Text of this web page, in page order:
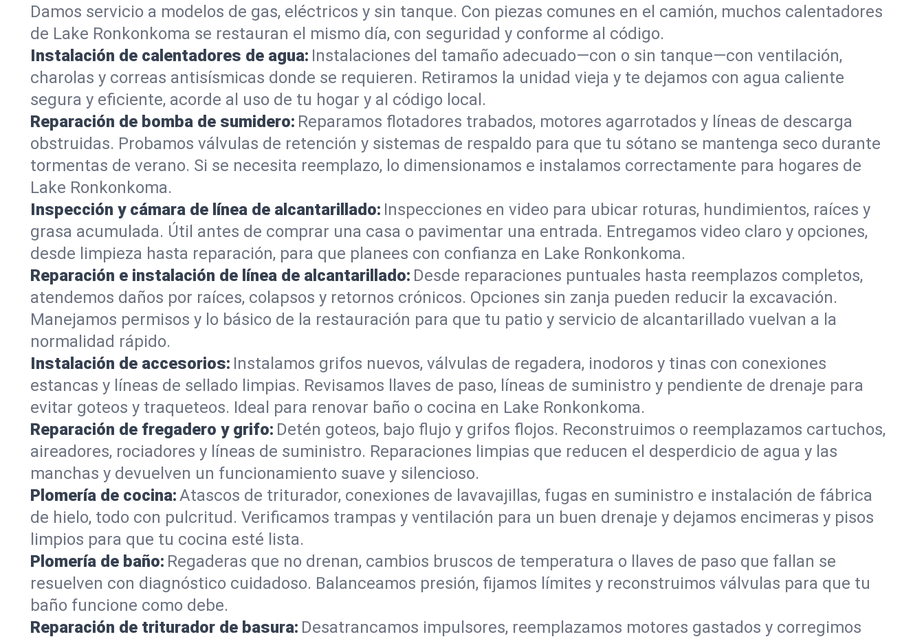
Damos servicio a modelos de gas, eléctricos y sin tanque. Con piezas comunes en el camión, muchos calentadores
de Lake Ronkonkoma se restauran el mismo día, con seguridad y conforme al código.
Instalación de calentadores de agua: Instalaciones del tamaño adecuado—con o sin tanque—con ventilación,
charolas y correas antisísmicas donde se requieren. Retiramos la unidad vieja y te dejamos con agua caliente
segura y eficiente, acorde al uso de tu hogar y al código local.
Reparación de bomba de sumidero: Reparamos flotadores trabados, motores agarrotados y líneas de descarga
obstruidas. Probamos válvulas de retención y sistemas de respaldo para que tu sótano se mantenga seco durante
tormentas de verano. Si se necesita reemplazo, lo dimensionamos e instalamos correctamente para hogares de
Lake Ronkonkoma.
Inspección y cámara de línea de alcantarillado: Inspecciones en video para ubicar roturas, hundimientos, raíces y
grasa acumulada. Útil antes de comprar una casa o pavimentar una entrada. Entregamos video claro y opciones,
desde limpieza hasta reparación, para que planees con confianza en Lake Ronkonkoma.
Reparación e instalación de línea de alcantarillado: Desde reparaciones puntuales hasta reemplazos completos,
atendemos daños por raíces, colapsos y retornos crónicos. Opciones sin zanja pueden reducir la excavación.
Manejamos permisos y lo básico de la restauración para que tu patio y servicio de alcantarillado vuelvan a la
normalidad rápido.
Instalación de accesorios: Instalamos grifos nuevos, válvulas de regadera, inodoros y tinas con conexiones
estancas y líneas de sellado limpias. Revisamos llaves de paso, líneas de suministro y pendiente de drenaje para
evitar goteos y traqueteos. Ideal para renovar baño o cocina en Lake Ronkonkoma.
Reparación de fregadero y grifo: Detén goteos, bajo flujo y grifos flojos. Reconstruimos o reemplazamos cartuchos,
aireadores, rociadores y líneas de suministro. Reparaciones limpias que reducen el desperdicio de agua y las
manchas y devuelven un funcionamiento suave y silencioso.
Plomería de cocina:Atascos de triturador, conexiones de lavavajillas, fugas en suministro e instalación de fábrica
de hielo, todo con pulcritud. Verificamos trampas y ventilación para un buen drenaje y dejamos encimeras y pisos
limpios para que tu cocina esté lista.
Plomería de baño: Regaderas que no drenan, cambios bruscos de temperatura o llaves de paso que fallan se
resuelven con diagnóstico cuidadoso. Balanceamos presión, fijamos límites y reconstruimos válvulas para que tu
baño funcione como debe.
Reparación de triturador de basura: Desatrancamos impulsores, reemplazamos motores gastados y corregimos